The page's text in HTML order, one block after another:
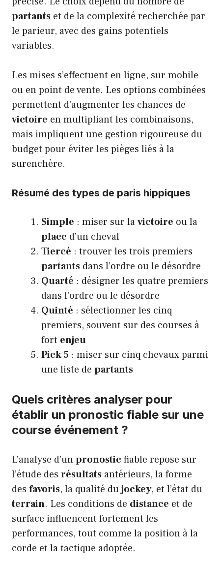
partants et de la complexité recherchée par
le parieur, avec des gains potentiels
variables.
Les mises s’effectuent en ligne, sur mobile
ou en point de vente. Les options combinées
permettent d’augmenter les chances de
victoire en multipliant les combinaisons,
mais impliquent une gestion rigoureuse du
budget pour éviter les pièges liés à la
surenchère.
Résumé des types de paris hippiques
Simple : miser sur lavictoire ou la
place d’un cheval
Tiercé : trouver les trois premiers
partants dans l’ordre ou le désordre
Quarté : désigner les quatre premiers
dans l’ordre ou le désordre
Quinté : sélectionner les cinq
premiers, souvent sur des courses à
fort enjeu
Pick 5 : miser sur cinq chevaux parmi
une liste de partants
Quels critères analyser pour
établir un pronostic fiable sur une
course événement ?
L’analyse d’unpronostic fiable repose sur
l’étude des résultats antérieurs, la forme
des favoris, la qualité dujockey, et l’état du
terrain. Les conditions de distance et de
surface influencent fortement les
performances, tout comme la position à la
corde et la tactique adoptée.